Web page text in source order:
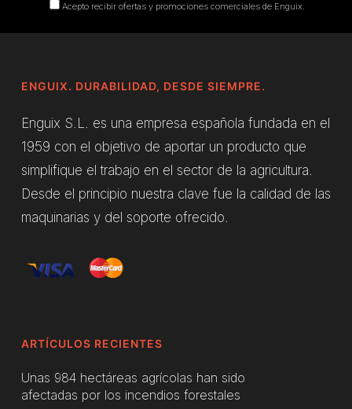
Acepto recibir ofertas y promociones comerciales de Enguix.
ENGUIX. DURABILIDAD, DESDE SIEMPRE.
Enguix S.L. es una empresa española fundada en el
1959 con el objetivo de aportar un producto que
simplifique el trabajo en el sector de la agricultura.
Desde el principio nuestra clave fue la calidad de las
maquinarias y del soporte ofrecido.
ARTÍCULOS RECIENTES
Unas 984 hectáreas agrícolas han sido
afectadas por los incendios forestales